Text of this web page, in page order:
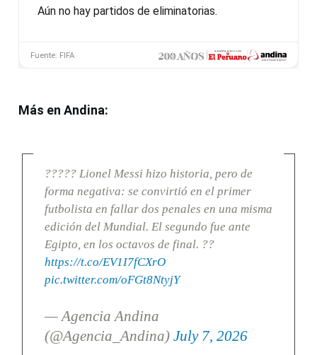
Más en Andina:
????? Lionel Messi hizo historia, pero de
forma negativa: se convirtió en el primer
futbolista en fallar dos penales en una misma
edición del Mundial. El segundo fue ante
Egipto, en los octavos de final. ??
https://t.co/EV1I7fCXrO
pic.twitter.com/oFGt8NtyjY
— Agencia Andina
(@Agencia_Andina) July 7, 2026